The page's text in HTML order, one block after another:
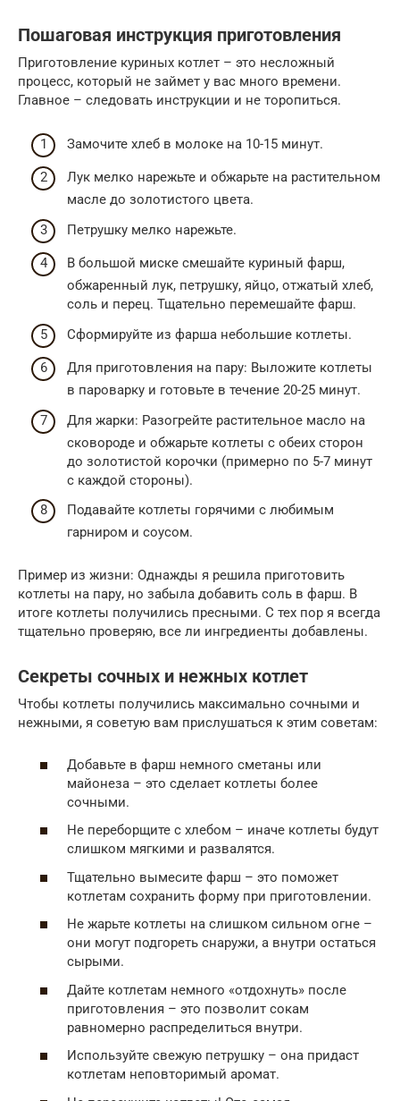
Пошаговая инструкция приготовления
Приготовление куриных котлет – это несложный
процесс, который не займет у вас много времени.
Главное – следовать инструкции и не торопиться.
Замочите хлеб в молоке на 10-15 минут.
Лук мелко нарежьте и обжарьте на растительном
масле до золотистого цвета.
Петрушку мелко нарежьте.
В большой миске смешайте куриный фарш,
обжаренный лук, петрушку, яйцо, отжатый хлеб,
соль и перец. Тщательно перемешайте фарш.
Сформируйте из фарша небольшие котлеты.
Для приготовления на пару: Выложите котлеты
в пароварку и готовьте в течение 20-25 минут.
Для жарки: Разогрейте растительное масло на
сковороде и обжарьте котлеты с обеих сторон
до золотистой корочки (примерно по 5-7 минут
с каждой стороны).
Подавайте котлеты горячими с любимым
гарниром и соусом.
Пример из жизни: Однажды я решила приготовить
котлеты на пару, но забыла добавить соль в фарш. В
итоге котлеты получились пресными. С тех пор я всегда
тщательно проверяю, все ли ингредиенты добавлены.
Секреты сочных и нежных котлет
Чтобы котлеты получились максимально сочными и
нежными, я советую вам прислушаться к этим советам:
Добавьте в фарш немного сметаны или
майонеза – это сделает котлеты более
сочными.
Не переборщите с хлебом – иначе котлеты будут
слишком мягкими и развалятся.
Тщательно вымесите фарш – это поможет
котлетам сохранить форму при приготовлении.
Не жарьте котлеты на слишком сильном огне –
они могут подгореть снаружи, а внутри остаться
сырыми.
Дайте котлетам немного «отдохнуть» после
приготовления – это позволит сокам
равномерно распределиться внутри.
Используйте свежую петрушку – она придаст
котлетам неповторимый аромат.